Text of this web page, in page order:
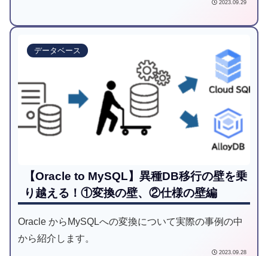
2023.09.29
データベース
【Oracle to MySQL】異種DB移行の壁を乗
り越える！①変換の壁、②仕様の壁編
Oracle からMySQLへの変換について実際の事例の中
から紹介します。
2023.09.28